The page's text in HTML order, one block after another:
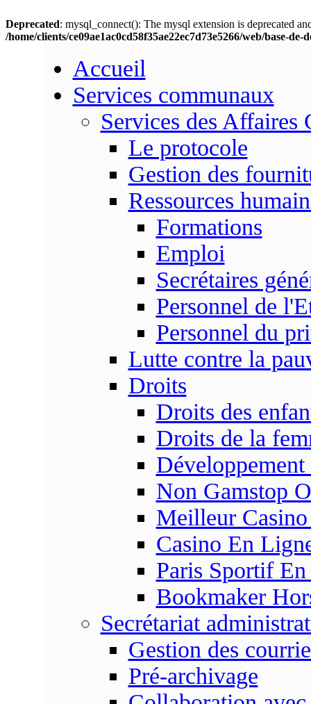
Deprecated: mysql_connect(): The mysql extension is deprecated
/home/clients/ce09ae1ac0cd58f35ae22ec7d73e5266/web/base-de-
Accueil
Services communaux
Services des Affaires
Le protocole
Gestion des
Ressources
Formations
Emploi
Secrétaires
Personnel de
Personnel du
Lutte contre la
Droits
Droits des
Droits de la
Non Gamstop
Meilleur
Casino En
Paris Sportif
Bookmaker
Secrétariat
Gestion des
Pré-archivage